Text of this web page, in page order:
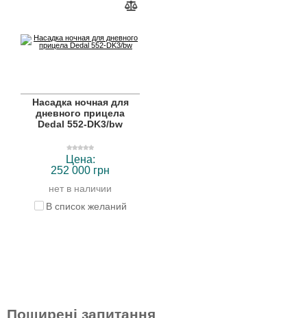
Насадка ночная для
дневного прицела
Dedal 552-DK3/bw
Цена:
252 000 грн
нет в наличии
В список желаний
Поширені запитання